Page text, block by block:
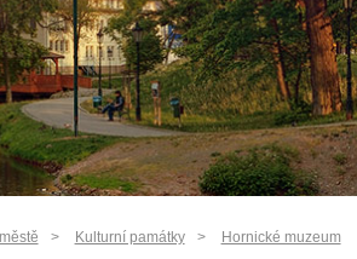
Kulturní památky Hornické muzeum